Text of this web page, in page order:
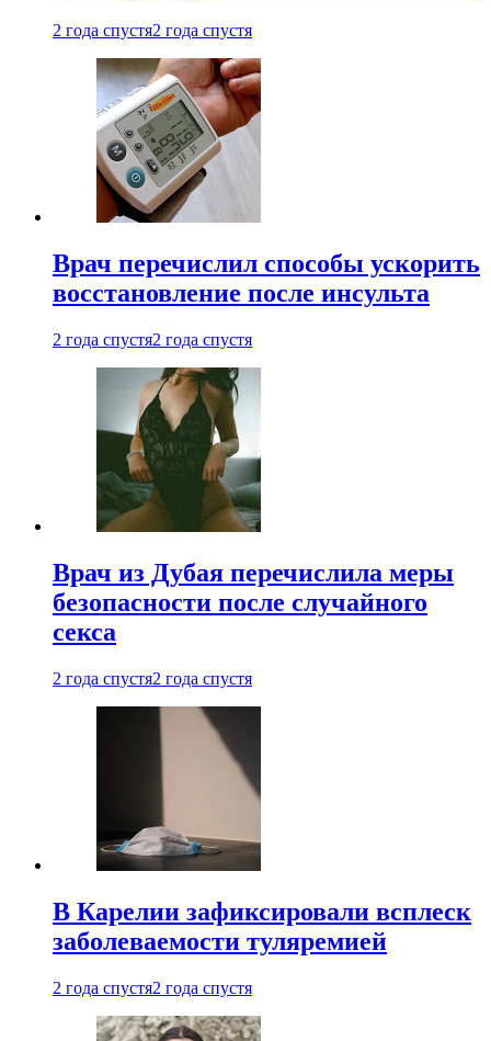
2 года спустя2 года спустя
Врач перечислил способы ускорить
восстановление после инсульта
2 года спустя2 года спустя
Врач из Дубая перечислила меры
безопасности после случайного
секса
2 года спустя2 года спустя
В Карелии зафиксировали всплеск
заболеваемости туляремией
2 года спустя2 года спустя